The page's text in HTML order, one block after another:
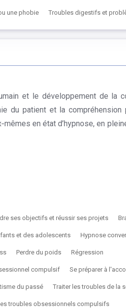
une phobie Troubles digestifs et
et le développement de la
du patient et la
en état d’hypnose, en
ses objectifs et réussir ses projets
et des adolescents Hypnose
Perdre du poids Régression
compulsif Se préparer à
du passé Traiter les troubles de la
troubles obsessionnels compulsifs